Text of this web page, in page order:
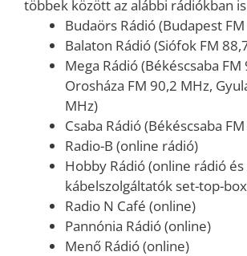
többek között az alábbi rádiókban
Budaörs Rádió (Budapest
Balaton Rádió (Siófok FM
Mega Rádió (Békéscsaba FM
Orosháza FM 90,2 MHz,
MHz)
Csaba Rádió (Békéscsaba
Radio-B (online rádió)
Hobby Rádió (online rádió
kábelszolgáltatók set-top-
Radio N Café (online)
Pannónia Rádió (online)
Menő Rádió (online)